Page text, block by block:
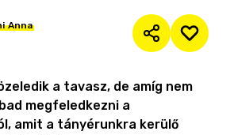
Anna
a tavasz, de amíg nem
megfeledkezni a
amit a tányérunkra kerülő